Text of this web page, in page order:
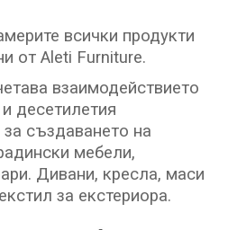
всички продукти
от Aleti Furniture.
взаимодействието
десетилетия
създаването на
мебели,
Дивани, кресла, маси
за екстериора.